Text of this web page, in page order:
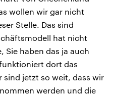
wollen wir gar nicht
Stelle. Das sind
hat nicht
Sie haben das ja auch
dort das
jetzt so weit, dass wir
werden und die